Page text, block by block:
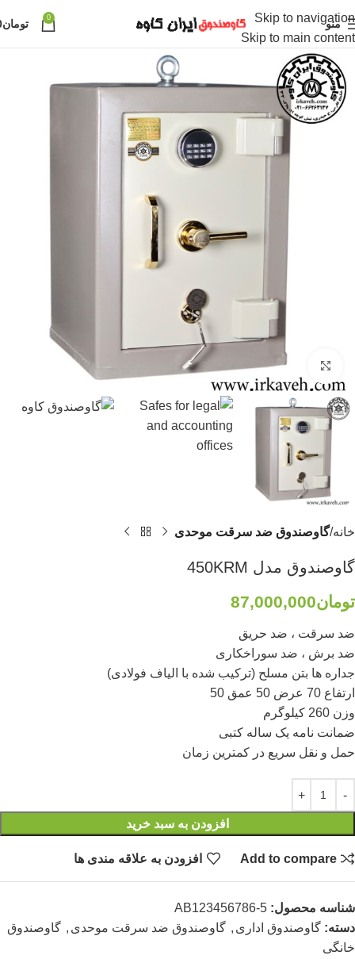
Skip to navigation
Skip to main content
منو 0 تومان
برای بزرگنمایی کلیک کنید
خانه گاوصندوق ضد سرقت موحدی
گاوصندوق مدل 450KRM
تومان87,000,000
ضد سرقت ، ضد حریق
ضد برش ، ضد سوراخکاری
جداره ها بتن مسلح (ترکیب شده با الیاف فولادی)
ارتفاع 70 عرض 50 عمق 50
وزن 260 کیلوگرم
ضمانت نامه یک ساله کتبی
حمل و نقل سریع در کمترین زمان
افزودن به سبد خرید
Add to compare افزودن به علاقه مندی ها
شناسه محصول: AB123456786-5
دسته: گاوصندوق اداری , گاوصندوق ضد سرقت موحدی , گاوصندوق
خانگی